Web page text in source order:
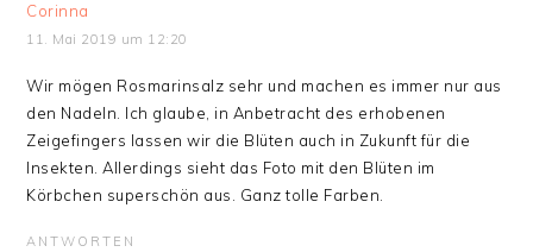
Corinna
11. Mai 2019 um 12:20
Wir mögen Rosmarinsalz sehr und machen es immer nur aus
den Nadeln. Ich glaube, in Anbetracht des erhobenen
Zeigefingers lassen wir die Blüten auch in Zukunft für die
Insekten. Allerdings sieht das Foto mit den Blüten im
Körbchen superschön aus. Ganz tolle Farben.
ANTWORTEN